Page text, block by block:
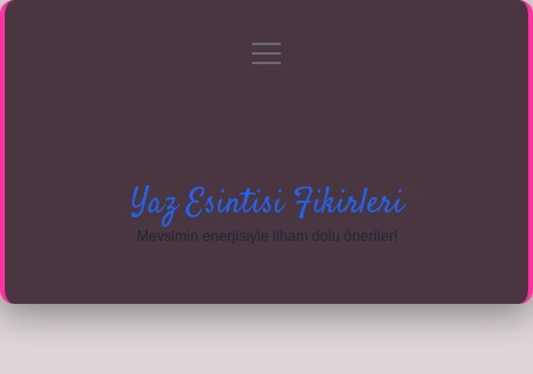
Gizlilik Politikası
menüyü
Yaz Esintisi Fikirleri
Mevsimin enerjisiyle ilham dolu öneriler!